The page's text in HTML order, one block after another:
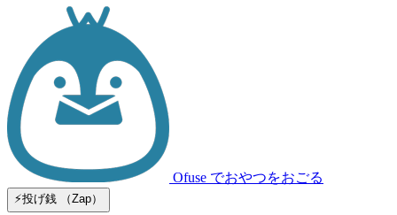
Ofuse でおやつをおごる
⚡️投げ銭 （Zap）